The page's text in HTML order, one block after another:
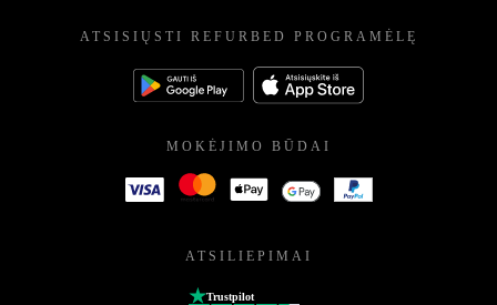
ATSISIŲSTI REFURBED PROGRAMĖLĘ
MOKĖJIMO BŪDAI
ATSILIEPIMAI
Trustpilot